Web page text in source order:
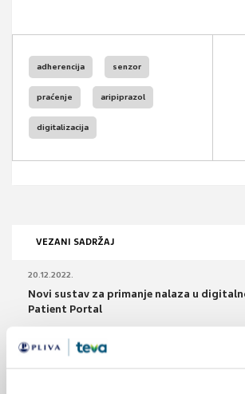
adherencija senzor
praćenje aripiprazol
digitalizacija
VEZANI SADRŽAJ
20.12.2022.
Novi sustav za primanje nalaza u
Patient Portal
30.11.2017.